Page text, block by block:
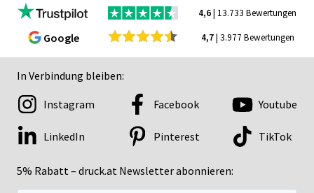
4,6| 13.733 Bewertungen
Google 4,7| 3.977 Bewertungen
In Verbindung bleiben:
5% Rabatt – druck.at Newsletter abonnieren:
Instagram Facebook Youtube
LinkedIn Pinterest TikTok